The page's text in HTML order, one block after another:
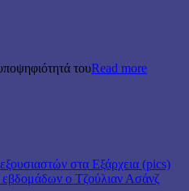
τουRead more
στα Εξάρχεια (pics)
ο Τζούλιαν Ασάνζ